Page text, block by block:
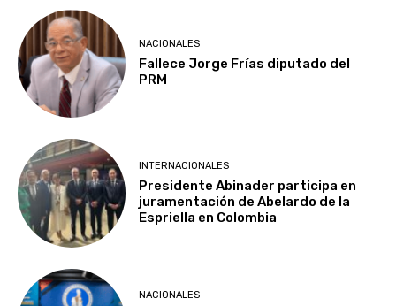
NACIONALES
Fallece Jorge Frías diputado del
PRM
INTERNACIONALES
Presidente Abinader participa en
juramentación de Abelardo de la
Espriella en Colombia
NACIONALES